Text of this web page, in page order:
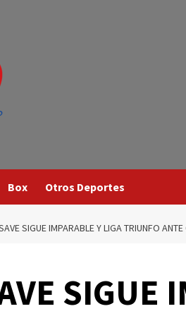
Box Otros Deportes
SIGUE IMPARABLE Y LIGA TRIUNFO
SIGUE